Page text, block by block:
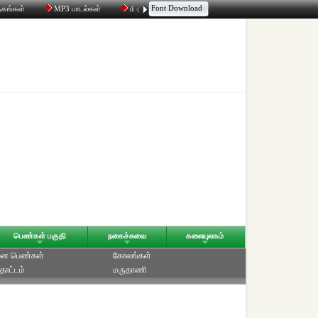
MP3 பாடல்கள் மின்னஞ்சல் திரட்டி உரையாடல்
Font Download
பெண்கள் பகுதி நகைச்சுவை கலையுலகம்
பெண்கள்
கோலங்கள்
மருதாணி